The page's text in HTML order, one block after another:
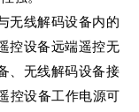
线解码设备内的
控设备远端遥控无
、无线解码设备接
控设备工作电源可